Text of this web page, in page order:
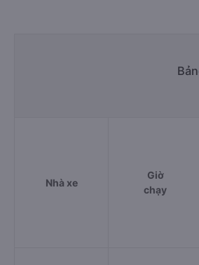
Nhà xe
Giờ
chạy